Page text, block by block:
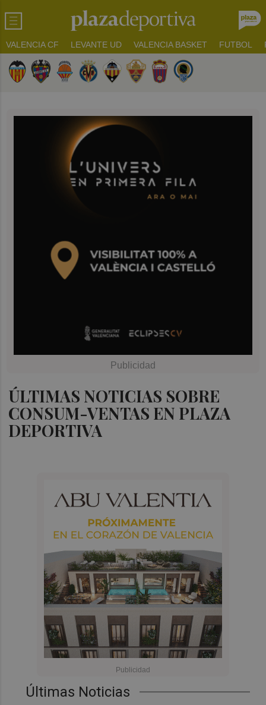
VALENCIA CF LEVANTE UD VALENCIA BASKET FUTBOL
ÚLTIMAS NOTICIAS SOBRE
CONSUM-VENTAS EN PLAZA
DEPORTIVA
Últimas Noticias